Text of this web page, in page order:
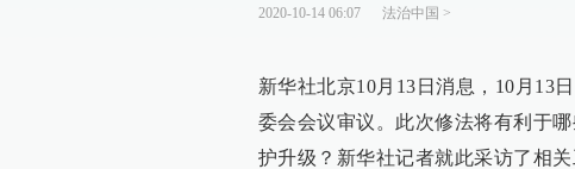
2020-10-14 06:07
法治中国 >
新华社北京10月13日消息，10月13
委会会议审议。此次修法将有利于
护升级？新华社记者就此采访了相关